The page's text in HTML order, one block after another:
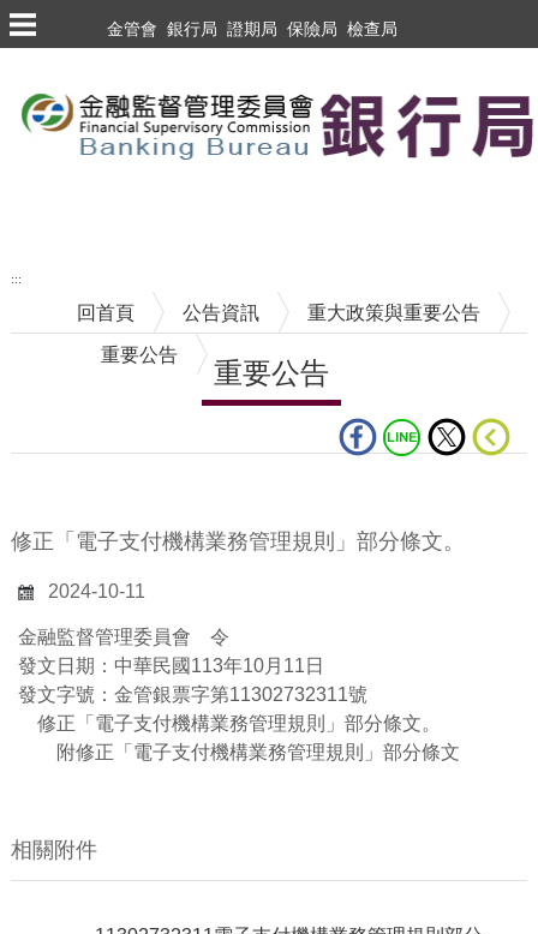
跳到主要內容區塊
金管會 銀行局 證期局 保險局 檢查局
:::
回首頁 公告資訊 重大政策與重要公告
重要公告
重要公告
修正「電子支付機構業務管理規則」部分條文。
2024-10-11
金融監督管理委員會 令
發文日期：中華民國113年10月11日
發文字號：金管銀票字第11302732311號
修正「電子支付機構業務管理規則」部分條文。
附修正「電子支付機構業務管理規則」部分條文
相關附件